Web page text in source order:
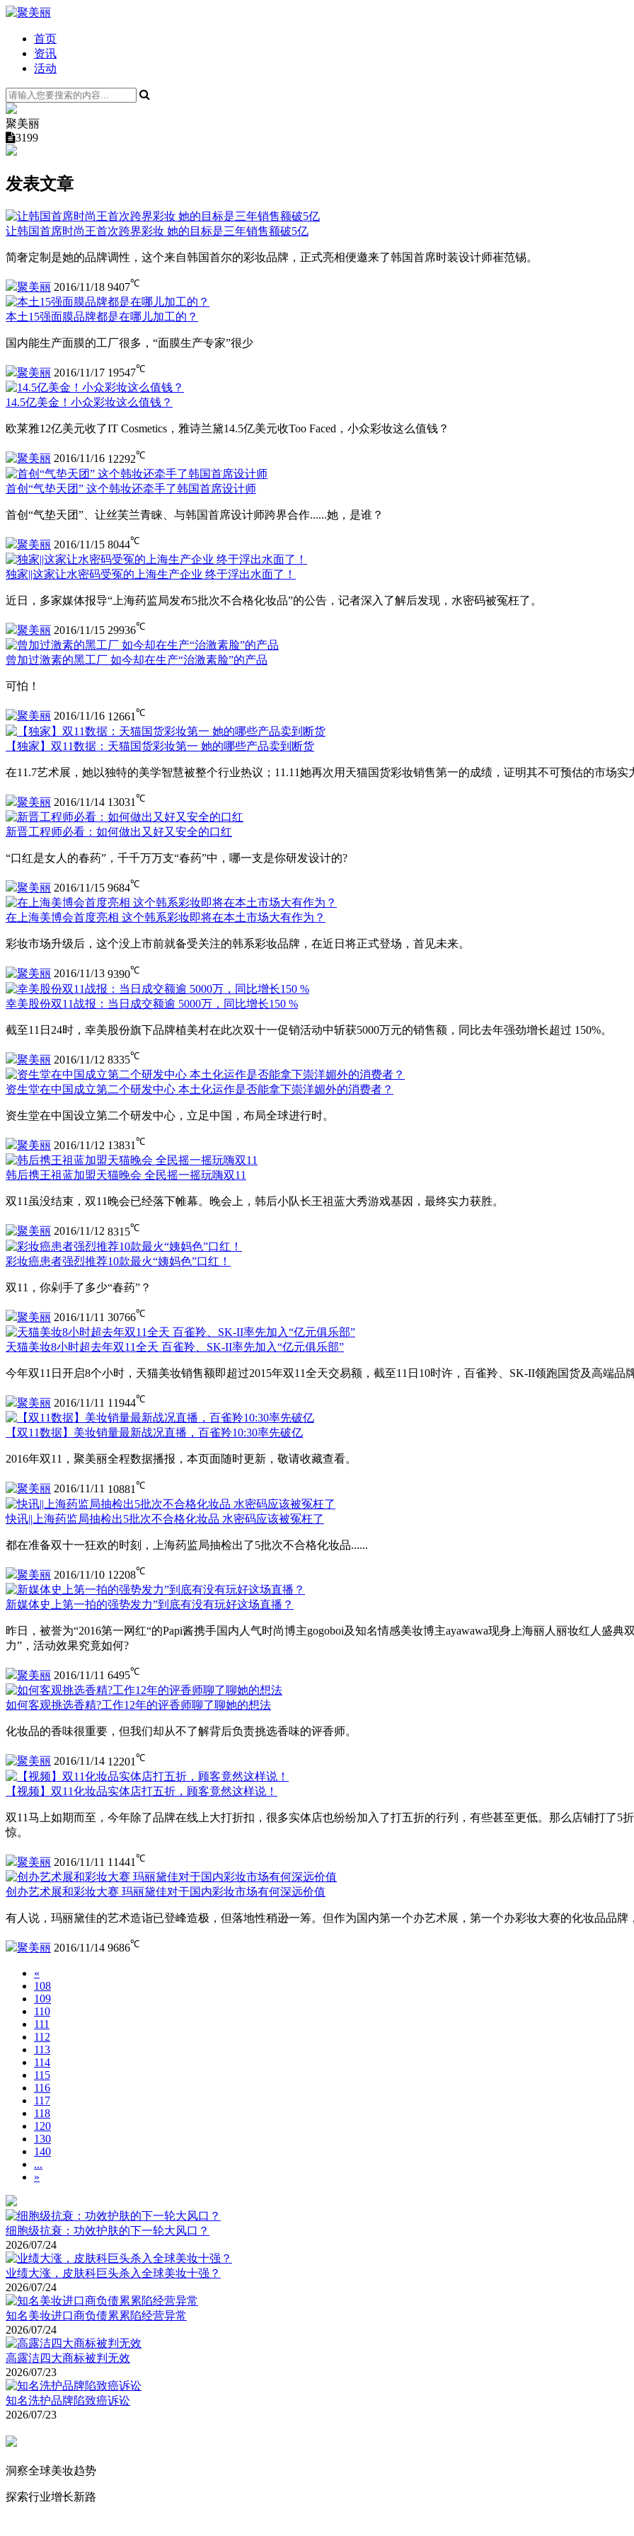
首页
资讯
活动
聚美丽
3199
发表文章
让韩国首席时尚王首次跨界彩妆 她的目标是三年销售额破5亿
简奢定制是她的品牌调性，这个来自韩国首尔的彩妆品牌，正式亮相便邀来了韩国首席时装设计师崔范锡。
聚美丽 2016/11/18 9407℃
本土15强面膜品牌都是在哪儿加工的？
国内能生产面膜的工厂很多，“面膜生产专家”很少
聚美丽 2016/11/17 19547℃
14.5亿美金！小众彩妆这么值钱？
欧莱雅12亿美元收了IT Cosmetics，雅诗兰黛14.5亿美元收Too Faced，小众彩妆这么值钱？
聚美丽 2016/11/16 12292℃
首创“气垫天团” 这个韩妆还牵手了韩国首席设计师
首创“气垫天团”、让丝芙兰青睐、与韩国首席设计师跨界合作......她，是谁？
聚美丽 2016/11/15 8044℃
独家||这家让水密码受冤的上海生产企业 终于浮出水面了！
近日，多家媒体报导“上海药监局发布5批次不合格化妆品”的公告，记者深入了解后发现，水密码被冤枉了。
聚美丽 2016/11/15 29936℃
曾加过激素的黑工厂 如今却在生产“治激素脸”的产品
可怕！
聚美丽 2016/11/16 12661 ℃
【独家】双11数据：天猫国货彩妆第一 她的哪些产品卖到断货
在11.7艺术展，她以独特的美学智慧被整个行业热议；11.11她再次用天猫国货彩妆销售第一的成绩，证明其不可预估的市场实
聚美丽 2016/11/14 13031 ℃
新晋工程师必看：如何做出又好又安全的口红
“口红是女人的春药”，千千万万支“春药”中，哪一支是你研发设计的?
聚美丽 2016/11/15 9684℃
在上海美博会首度亮相 这个韩系彩妆即将在本土市场大有作为？
彩妆市场升级后，这个没上市前就备受关注的韩系彩妆品牌，在近日将正式登场，首见未来。
聚美丽 2016/11/13 9390℃
幸美股份双11战报：当日成交额逾 5000万，同比增长150 %
截至11日24时，幸美股份旗下品牌植美村在此次双十一促销活动中斩获5000万元的销售额，同比去年强劲增长超过 150%。
聚美丽 2016/11/12 8335℃
资生堂在中国成立第二个研发中心 本土化运作是否能拿下崇洋媚外的消费者？
资生堂在中国设立第二个研发中心，立足中国，布局全球进行时。
聚美丽 2016/11/12 13831℃
韩后携王祖蓝加盟天猫晚会 全民摇一摇玩嗨双11
双11虽没结束，双11晚会已经落下帷幕。晚会上，韩后小队长王祖蓝大秀游戏基因，最终实力获胜。
聚美丽 2016/11/12 8315℃
彩妆癌患者强烈推荐10款最火“姨妈色”口红！
双11，你剁手了多少“春药”？
聚美丽 2016/11/11 30766℃
天猫美妆8小时超去年双11全天 百雀羚、SK-II率先加入“亿元俱乐部”
今年双11日开启8个小时，天猫美妆销售额即超过2015年双11全天交易额，截至11日10时许，百雀羚、SK-II领跑国货及高端
聚美丽 2016/11/11 11944℃
【双11数据】美妆销量最新战况直播，百雀羚10:30率先破亿
2016年双11，聚美丽全程数据播报，本页面随时更新，敬请收藏查看。
聚美丽 2016/11/11 10881 ℃
快讯||上海药监局抽检出5批次不合格化妆品 水密码应该被冤枉了
都在准备双十一狂欢的时刻，上海药监局抽检出了5批次不合格化妆品......
聚美丽 2016/11/10 12208℃
新媒体史上第一拍的强势发力”到底有没有玩好这场直播？
昨日，被誉为“2016第一网红“的Papi酱携手国内人气时尚博主gogoboi及知名情感美妆博主ayawawa现身上海丽人丽妆红人盛
力”，活动效果究竟如何?
聚美丽 2016/11/11 6495℃
如何客观挑选香精?工作12年的评香师聊了聊她的想法
化妆品的香味很重要，但我们却从不了解背后负责挑选香味的评香师。
聚美丽 2016/11/14 12201 ℃
【视频】双11化妆品实体店打五折，顾客竟然这样说！
双11马上如期而至，今年除了品牌在线上大打折扣，很多实体店也纷纷加入了打五折的行列，有些甚至更低。那么店铺打了5
惊。
聚美丽 2016/11/11 11441 ℃
创办艺术展和彩妆大赛 玛丽黛佳对于国内彩妆市场有何深远价值
有人说，玛丽黛佳的艺术造诣已登峰造极，但落地性稍逊一筹。但作为国内第一个办艺术展，第一个办彩妆大赛的化妆品品
聚美丽 2016/11/14 9686℃
«
108
109
110
111
112
113
114
115
116
117
118
120
130
140
...
»
细胞级抗衰：功效护肤的下一轮大风口？
2026/07/24
业绩大涨，皮肤科巨头杀入全球美妆十强？
2026/07/24
知名美妆进口商负债累累陷经营异常
2026/07/24
高露洁四大商标被判无效
2026/07/23
知名洗护品牌陷致癌诉讼
2026/07/23
洞察全球美妆趋势
探索行业增长新路